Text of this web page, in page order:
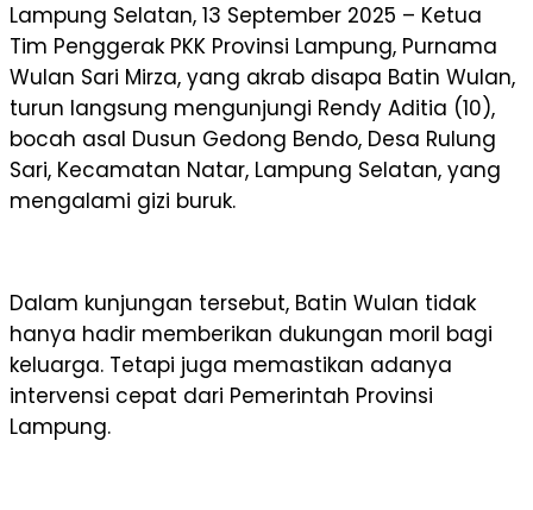
Lampung Selatan, 13 September 2025 – Ketua
Tim Penggerak PKK Provinsi Lampung, Purnama
Wulan Sari Mirza, yang akrab disapa Batin Wulan,
turun langsung mengunjungi Rendy Aditia (10),
bocah asal Dusun Gedong Bendo, Desa Rulung
Sari, Kecamatan Natar, Lampung Selatan, yang
mengalami gizi buruk.
Dalam kunjungan tersebut, Batin Wulan tidak
hanya hadir memberikan dukungan moril bagi
keluarga. Tetapi juga memastikan adanya
intervensi cepat dari Pemerintah Provinsi
Lampung.